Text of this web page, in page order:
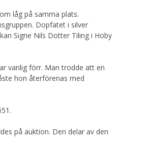
låg på samma plats.
Dopfatet i silver
Signe Nils Dotter Tiling i Hoby
vanlig förr. Man trodde att en
hon återförenas med
på auktion. Den delar av den